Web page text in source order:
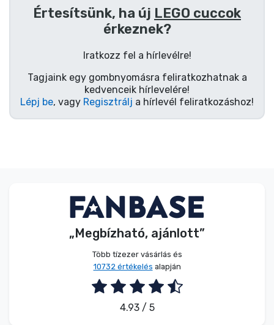
Értesítsünk, ha új LEGO cuccok
érkeznek?
Iratkozz fel a hírlevélre!
Tagjaink egy gombnyomásra feliratkozhatnak a
kedvenceik hírlevelére!
Lépj be, vagy Regisztrálj a hírlevél feliratkozáshoz!
„Megbízható, ajánlott”
Több tízezer vásárlás és
10732 értékelés alapján
4.93 / 5